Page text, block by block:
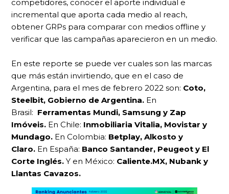
competidores, conocer el aporte individual e
incremental que aporta cada medio al reach,
obtener GRPs para comparar con medios offline y
verificar que las campañas aparecieron en un medio.
En este reporte se puede ver cuales son las marcas
que más están invirtiendo, que en el caso de
Argentina, para el mes de febrero 2022 son: Coto,
Steelbit, Gobierno de Argentina. En
Brasil: Ferramentas Mundi, Samsung y Zap
Imóveis. En Chile: Inmobiliaria Vitalia, Movistar y
Mundago. En Colombia: Betplay, Alkosto y
Claro. En España: Banco Santander, Peugeot y El
Corte Inglés. Y en México: Caliente.MX, Nubank y
Llantas Cavazos.